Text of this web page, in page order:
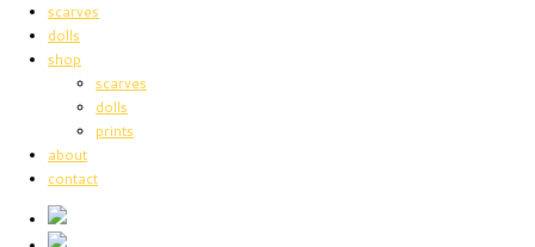
scarves
dolls
shop
scarves
dolls
prints
about
contact